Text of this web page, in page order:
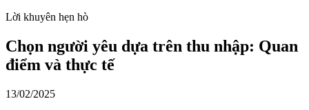
Lời khuyên hẹn hò
Chọn người yêu dựa trên thu nhập: Quan
điểm và thực tế
13/02/2025